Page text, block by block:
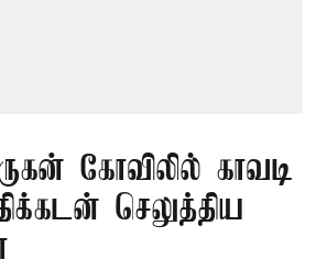
கோவிலில் காவடி
செலுத்திய